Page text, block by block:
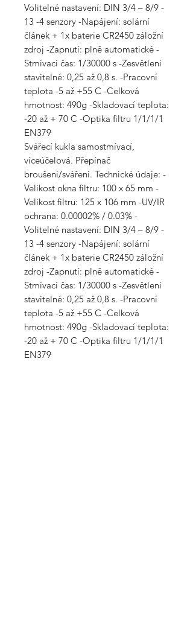
Volitelné nastavení: DIN 3/4 – 8/9 -
13 -4 senzory -Napájení: solární
článek + 1x baterie CR2450 záložní
zdroj -Zapnutí: plně automatické -
Stmívací čas: 1/30000 s -Zesvětlení
stavitelné: 0,25 až 0,8 s. -Pracovní
teplota -5 až +55 C -Celková
hmotnost: 490g -Skladovací teplota:
-20 až + 70 C -Optika filtru 1/1/1/1
EN379
Svářecí kukla samostmívací,
víceúčelová. Přepínač
broušení/sváření. Technické údaje: -
Velikost okna filtru: 100 x 65 mm -
Velikost filtru: 125 x 106 mm -UV/IR
ochrana: 0.00002% / 0.03% -
Volitelné nastavení: DIN 3/4 – 8/9 -
13 -4 senzory -Napájení: solární
článek + 1x baterie CR2450 záložní
zdroj -Zapnutí: plně automatické -
Stmívací čas: 1/30000 s -Zesvětlení
stavitelné: 0,25 až 0,8 s. -Pracovní
teplota -5 až +55 C -Celková
hmotnost: 490g -Skladovací teplota:
-20 až + 70 C -Optika filtru 1/1/1/1
EN379